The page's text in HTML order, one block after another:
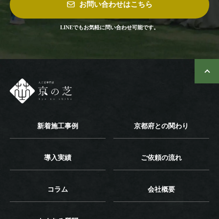
お問い合わせはこちら
LINEでもお気軽に問い合わせ可能です。
新着施工事例 京都府との関わり
導入実績 ご依頼の流れ
コラム 会社概要